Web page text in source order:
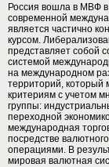
Россия вошла в МВФ в
современной
является частично
курсом.
представляет собой
системой
на международном
территорий, который
критериям с учетом
группы:
переходной
международная
посредстве
операциями. В
мировая валютная